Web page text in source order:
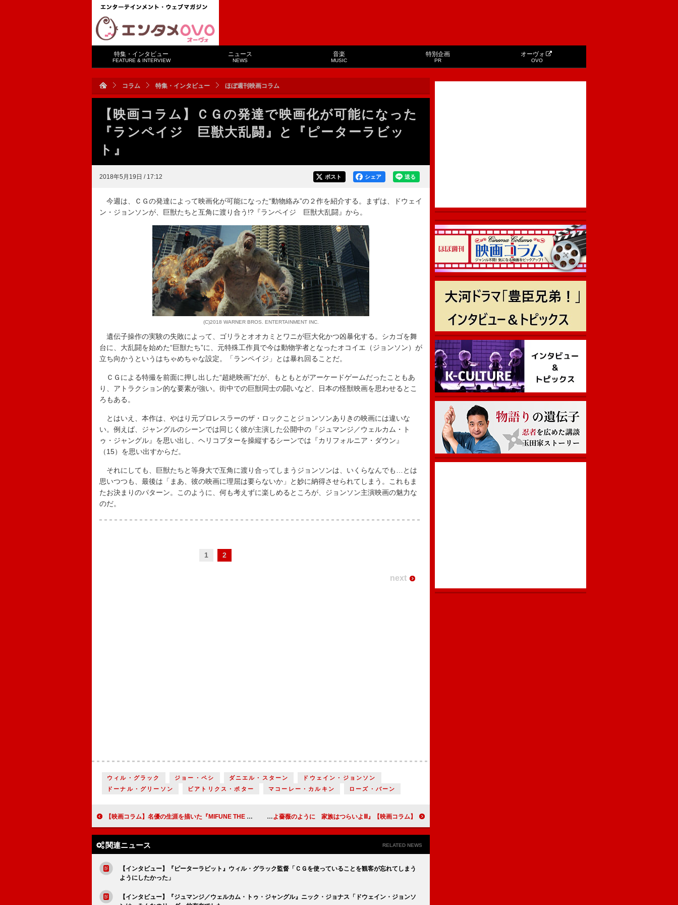
特集・インタビュー
FEATURE & INTERVIEW
ニュース
NEWS
音楽
MUSIC
特別企画
PR
オーヴォ
OVO
コラム 特集・インタビュー ほぼ週刊映画コラム
【映画コラム】ＣＧの発達で映画化が可能になった
『ランペイジ 巨獣大乱闘』と『ピーターラビッ
ト』
2018年5月19日 / 17:12 送る
シェア
ポスト
今週は、ＣＧの発達によって映画化が可能になった“動物絡み”の２作を紹介する。まずは、ドウェイ
ン・ジョンソンが、巨獣たちと互角に渡り合う!?『ランペイジ 巨獣大乱闘』から。
(C)2018 WARNER BROS. ENTERTAINMENT INC.
遺伝子操作の実験の失敗によって、ゴリラとオオカミとワニが巨大化かつ凶暴化する。シカゴを舞
台に、大乱闘を始めた“巨獣たち”に、元特殊工作員で今は動物学者となったオコイエ（ジョンソン）が
立ち向かうというはちゃめちゃな設定。「ランペイジ」とは暴れ回ることだ。
ＣＧによる特撮を前面に押し出した“超絶映画”だが、もともとがアーケードゲームだったこともあ
り、アトラクション的な要素が強い。街中での巨獣同士の闘いなど、日本の怪獣映画を思わせるとこ
ろもある。
とはいえ、本作は、やはり元プロレスラーのザ・ロックことジョンソンありきの映画には違いな
い。例えば、ジャングルのシーンでは同じく彼が主演した公開中の『ジュマンジ／ウェルカム・ト
ゥ・ジャングル』を思い出し、ヘリコプターを操縦するシーンでは『カリフォルニア・ダウン』
（15）を思い出すからだ。
それにしても、巨獣たちと等身大で互角に渡り合ってしまうジョンソンは、いくらなんでも…とは
思いつつも、最後は「まあ、彼の映画に理屈は要らないか」と妙に納得させられてしまう。これもま
たお決まりのパターン。このように、何も考えずに楽しめるところが、ジョンソン主演映画の魅力な
のだ。
1 2
next
ウィル・グラック ジョー・ペシ ダニエル・スターン
ドウェイン・ジョンソン
ドーナル・グリーソン
ビアトリクス・ポター マコーレー・カルキン ローズ・バーン
【映画コラム】名優の生涯を描いた『MIFUNE THE LAST SAMURAI』と、名脚本家の監督デビュー作『モリーズ・ゲーム』 【映画コラム】専業主婦の労働問題を“喜劇”の中で描いた『妻よ薔薇のように 家族はつらいよⅢ』
関連ニュース RELATED NEWS
【インタビュー】『ピーターラビット』ウィル・グラック監督「ＣＧを使っていることを観客が忘れてしまう
ようにしたかった」
【インタビュー】『ジュマンジ／ウェルカム・トゥ・ジャングル』ニック・ジョナス「ドウェイン・ジョンソ